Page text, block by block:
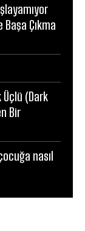
Çıkma
(Dark
Bir
nasıl